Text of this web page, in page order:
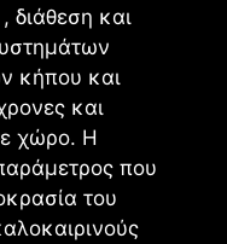
διάθεση και
κήπου και
και
χώρο. Η
που
του